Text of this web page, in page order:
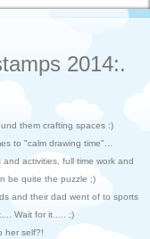
2014:.
them crafting spaces :)
to "calm drawing time"...
activities, full time work and
be quite the puzzle ;)
and their dad went of to sports
Wait for it..... ;)
her self?!